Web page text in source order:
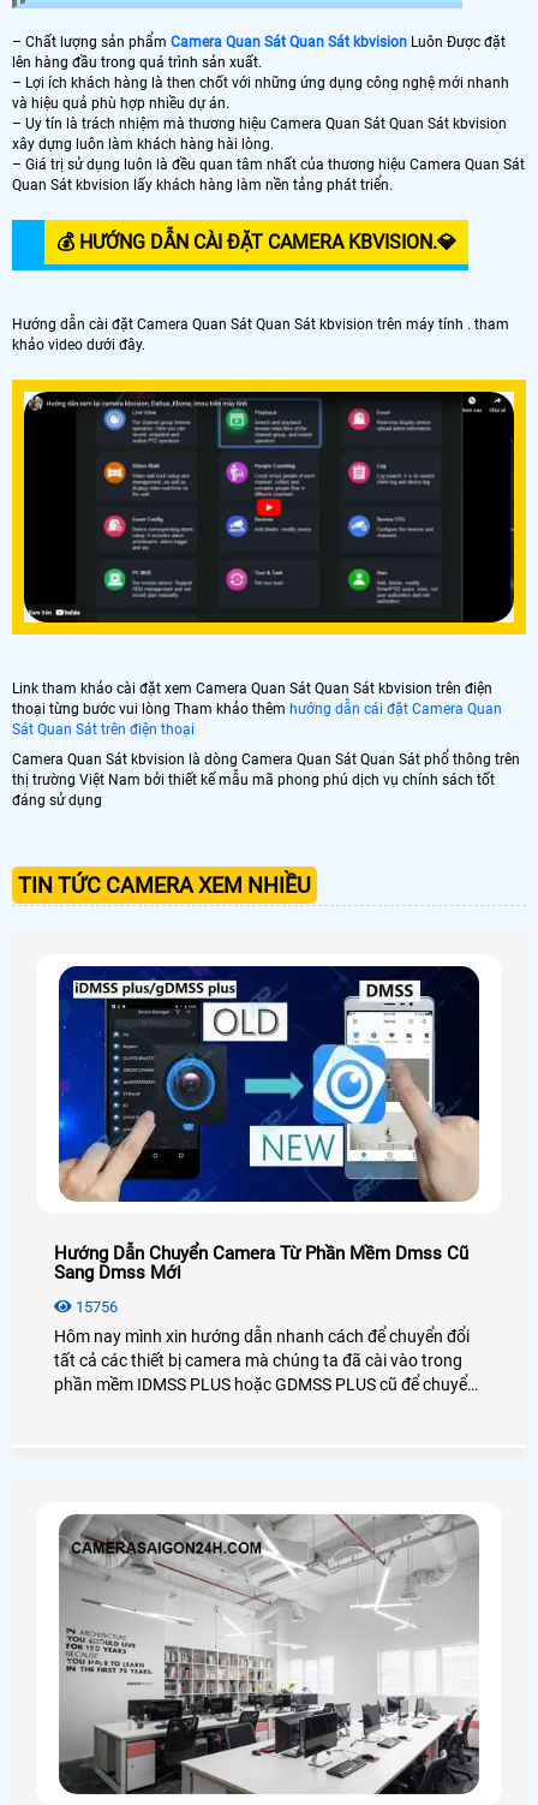
– Chất lượng sản phẩm Camera Quan Sát Quan Sát kbvision Luôn Được đặt
lên hàng đầu trong quá trình sản xuất.
– Lợi ích khách hàng là then chốt với những ứng dụng công nghệ mới nhanh
và hiệu quả phù hợp nhiều dự án.
– Uy tín là trách nhiệm mà thương hiệu Camera Quan Sát Quan Sát kbvision
xây dựng luôn làm khách hàng hài lòng.
– Giá trị sử dụng luôn là đều quan tâm nhất của thương hiệu Camera Quan Sát
Quan Sát kbvision lấy khách hàng làm nền tảng phát triển.
💰 HƯỚNG DẪN CÀI ĐẶT CAMERA KBVISION.️💎
Hướng dẫn cài đặt Camera Quan Sát Quan Sát kbvision trên máy tính . tham
khảo video dưới đây.
Link tham khảo cài đặt xem Camera Quan Sát Quan Sát kbvision trên điện
thoại từng bước vui lòng Tham khảo thêm hướng dẫn cái đặt Camera Quan
Sát Quan Sát trên điện thoại
Camera Quan Sát kbvision là dòng Camera Quan Sát Quan Sát phổ thông trên
thị trường Việt Nam bởi thiết kế mẫu mã phong phú dịch vụ chính sách tốt
đáng sử dụng
TIN TỨC CAMERA XEM NHIỀU
Hướng Dẫn Chuyển Camera Từ Phần Mềm Dmss Cũ
Sang Dmss Mới
15756
Hôm nay mình xin hướng dẫn nhanh cách để chuyển đổi
tất cả các thiết bị camera mà chúng ta đã cài vào trong
phần mềm IDMSS PLUS hoặc GDMSS PLUS cũ để chuyển